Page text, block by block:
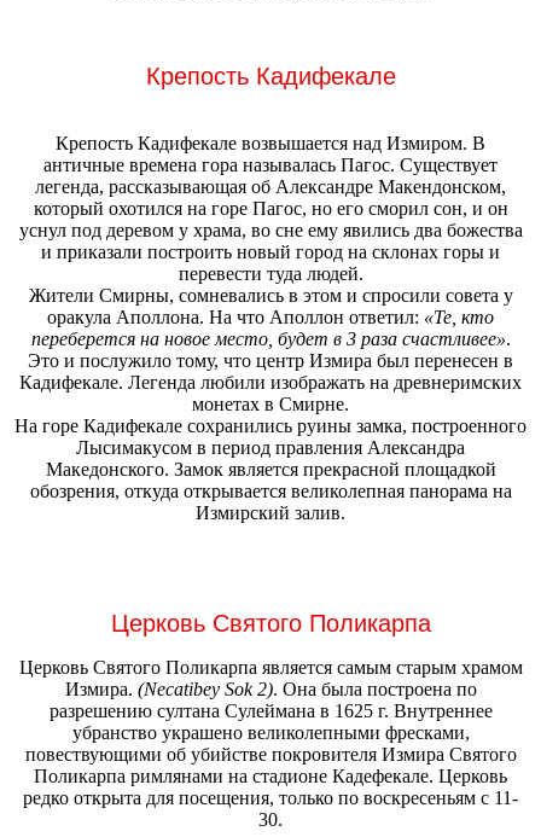
Крепость Кадифекале
Крепость Кадифекале возвышается над Измиром. В
античные времена гора называлась Пагос. Существует
легенда, рассказывающая об Александре Макендонском,
который охотился на горе Пагос, но его сморил сон, и он
уснул под деревом у храма, во сне ему явились два божества
и приказали построить новый город на склонах горы и
перевести туда людей.
Жители Смирны, сомневались в этом и спросили совета у
оракула Аполлона. На что Аполлон ответил: «Те, кто
переберется на новое место, будет в 3 раза счастливее».
Это и послужило тому, что центр Измира был перенесен в
Кадифекале. Легенда любили изображать на древнеримских
монетах в Смирне.
На горе Кадифекале сохранились руины замка, построенного
Лысимакусом в период правления Александра
Македонского. Замок является прекрасной площадкой
обозрения, откуда открывается великолепная панорама на
Измирский залив.
Церковь Святого Поликарпа
Церковь Святого Поликарпа является самым старым храмом
Измира. (Necatibey Sok 2). Она была построена по
разрешению султана Сулеймана в 1625 г. Внутреннее
убранство украшено великолепными фресками,
повествующими об убийстве покровителя Измира Святого
Поликарпа римлянами на стадионе Кадефекале. Церковь
редко открыта для посещения, только по воскресеньям с 11-
30.